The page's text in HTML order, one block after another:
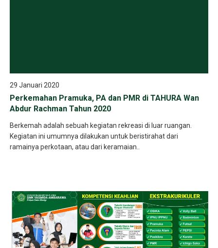
29 Januari 2020
Perkemahan Pramuka, PA dan PMR di TAHURA Wan
Abdur Rachman Tahun 2020
Berkemah adalah sebuah kegiatan rekreasi di luar ruangan.
Kegiatan ini umumnya dilakukan untuk beristirahat dari
ramainya perkotaan, atau dari keramaian..